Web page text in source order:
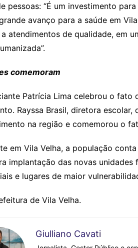
pessoas: “É um investimento
avanço para a saúde em
atendimentos de qualidade, em
comemoram
Patrícia Lima celebrou o
Rayssa Brasil, diretora
na região e comemorou o
em Vila Velha, a população
implantação das novas
e lugares de maior
de Vila Velha.
Giulliano Cavati